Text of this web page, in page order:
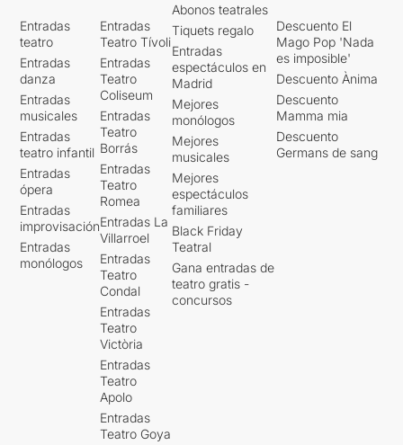
Entradas
teatro
Entradas
danza
Entradas
musicales
Entradas
teatro infantil
Entradas
ópera
Entradas
improvisación
Entradas
monólogos
Entradas
Teatro Tívoli
Entradas
Teatro
Coliseum
Entradas
Teatro
Borrás
Entradas
Teatro
Romea
Entradas La
Villarroel
Entradas
Teatro
Condal
Entradas
Teatro
Victòria
Entradas
Teatro
Apolo
Entradas
Teatro Goya
Abonos teatrales
Tiquets regalo
Entradas
espectáculos en
Madrid
Mejores
monólogos
Mejores
musicales
Mejores
espectáculos
familiares
Black Friday
Teatral
Gana entradas de
teatro gratis -
concursos
Descuento El
Mago Pop 'Nada
es imposible'
Descuento Ànima
Descuento
Mamma mia
Descuento
Germans de sang